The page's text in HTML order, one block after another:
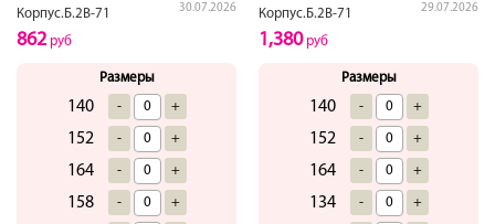
Корпус.Б.2В-71
30.07.2026
862руб
Размеры
140 - +
152 - +
164 - +
158 - +
Корпус.Б.2В-71
29.07.2026
1,380руб
Размеры
140 - +
152 - +
164 - +
134 - +